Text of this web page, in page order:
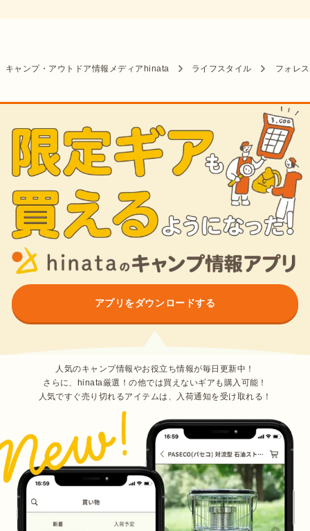
キャンプ・アウトドア情報メディアhinata ライフスタイル フォレ
アプリをダウンロードする
人気のキャンプ情報やお役立ち情報が毎日更新中！
さらに、hinata厳選！の他では買えないギアも購入可能！
人気ですぐ売り切れるアイテムは、入荷通知を受け取れる！